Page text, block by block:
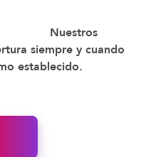
siempre y cuando
establecido.